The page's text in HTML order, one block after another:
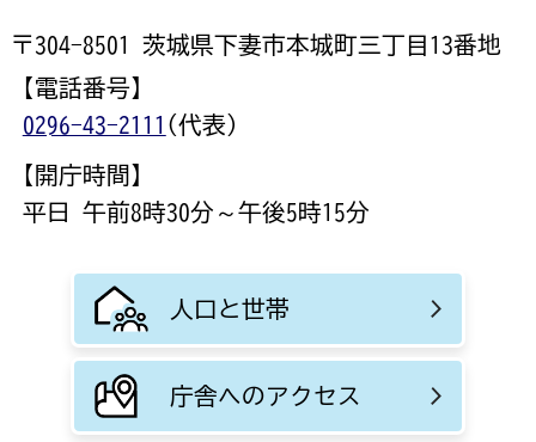
〒304-8501 茨城県下妻市本城町三丁目13番地
【電話番号】
0296-43-2111 (代表)
【開庁時間】
平日 午前8時30分～午後5時15分
人口と世帯
庁舎へのアクセス